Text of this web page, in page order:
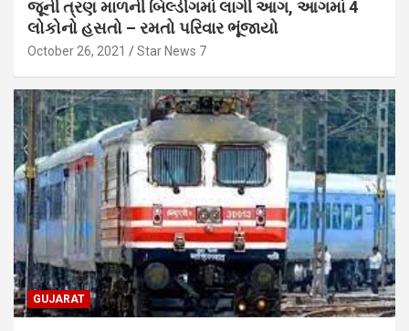
જૂની ત્રણ માળની બિલ્ડીંગમાં લાગી આગ, આગમાં 4
લોકોનો હસતો – રમતો પરિવાર ભૂંજાયો
October 26, 2021 Star News 7
GUJARAT